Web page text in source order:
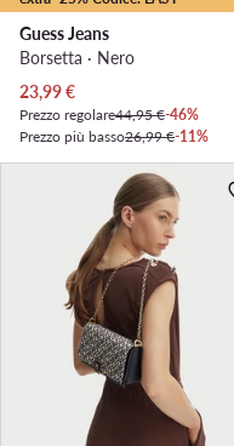
Guess Jeans
Borsetta · Nero
Prezzo attuale
23,99€
Prezzo regolare44,95 €-46%
Prezzo più basso26,99 €-11%